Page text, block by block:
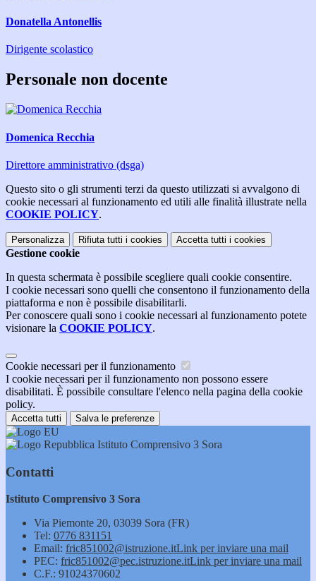
Donatella Antonellis
Dirigente scolastico
Personale non docente
Domenica Recchia
Direttore amministrativo (dsga)
Questo sito o gli strumenti terzi da questo utilizzati si avvalgono di
cookie necessari al funzionamento ed utili alle finalità illustrate nella
COOKIE POLICY.
Personalizza Rifiuta tutti i cookies Accetta tutti i cookies
Gestione cookie
In questa schermata è possibile scegliere quali cookie consentire.
I cookie necessari sono quelli che consentono il funzionamento della
piattaforma e non è possibile disabilitarli.
Per conoscere quali sono i cookie necessari al funzionamento potete
visionare la COOKIE POLICY.
Cookie necessari per il funzionamento
I cookie necessari per il funzionamento non possono essere
disabilitati. È possibile consultare l'elenco nella pagina della cookie
policy.
Accetta tutti Salva le preferenze
Istituto Comprensivo 3 Sora
Contatti
Istituto Comprensivo 3 Sora
Via Piemonte 20, 03039 Sora (FR)
Tel: 0776 831151
Email: fric851002@istruzione.itLink per inviare una mail
PEC: fric851002@pec.istruzione.itLink per inviare una mail
C.F.: 91024370602